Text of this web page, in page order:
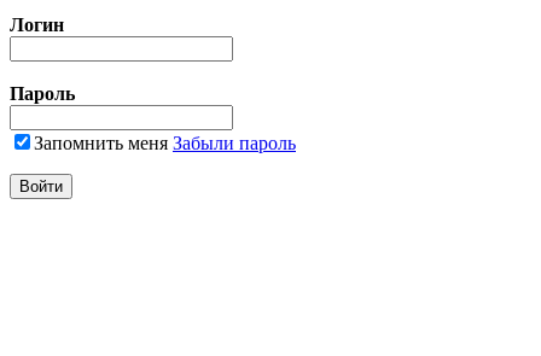
Логин
Пароль
Запомнить меня Забыли пароль